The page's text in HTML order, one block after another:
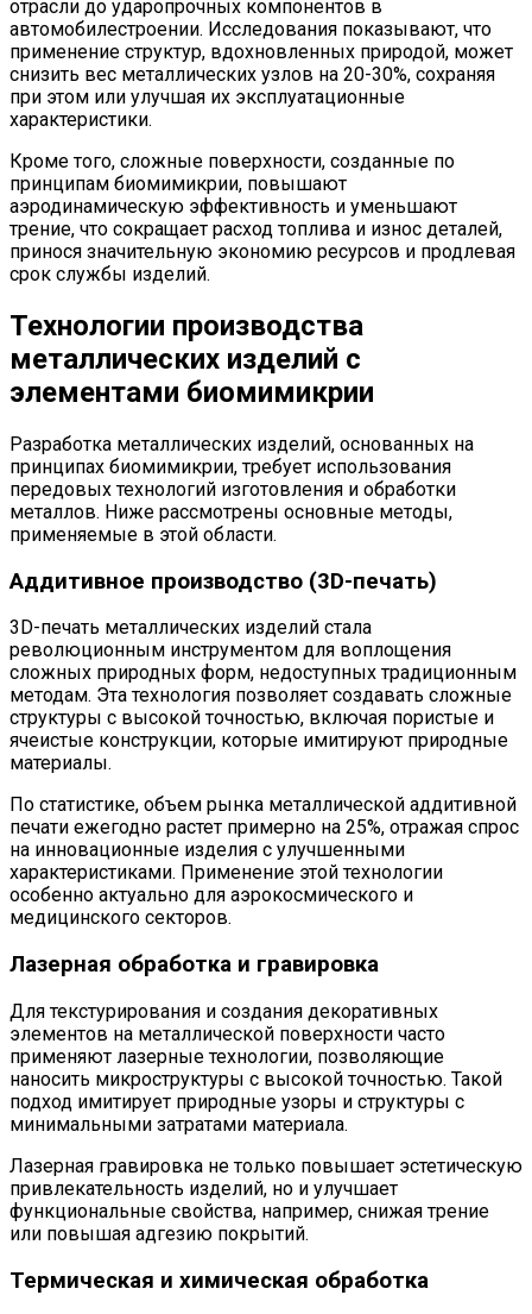
отрасли до ударопрочных компонентов в
автомобилестроении. Исследования показывают, что
применение структур, вдохновленных природой, может
снизить вес металлических узлов на 20-30%, сохраняя
при этом или улучшая их эксплуатационные
характеристики.
Кроме того, сложные поверхности, созданные по
принципам биомимикрии, повышают
аэродинамическую эффективность и уменьшают
трение, что сокращает расход топлива и износ деталей,
принося значительную экономию ресурсов и продлевая
срок службы изделий.
Технологии производства
металлических изделий с
элементами биомимикрии
Разработка металлических изделий, основанных на
принципах биомимикрии, требует использования
передовых технологий изготовления и обработки
металлов. Ниже рассмотрены основные методы,
применяемые в этой области.
Аддитивное производство (3D-печать)
3D-печать металлических изделий стала
революционным инструментом для воплощения
сложных природных форм, недоступных традиционным
методам. Эта технология позволяет создавать сложные
структуры с высокой точностью, включая пористые и
ячеистые конструкции, которые имитируют природные
материалы.
По статистике, объем рынка металлической аддитивной
печати ежегодно растет примерно на 25%, отражая спрос
на инновационные изделия с улучшенными
характеристиками. Применение этой технологии
особенно актуально для аэрокосмического и
медицинского секторов.
Лазерная обработка и гравировка
Для текстурирования и создания декоративных
элементов на металлической поверхности часто
применяют лазерные технологии, позволяющие
наносить микроструктуры с высокой точностью. Такой
подход имитирует природные узоры и структуры с
минимальными затратами материала.
Лазерная гравировка не только повышает эстетическую
привлекательность изделий, но и улучшает
функциональные свойства, например, снижая трение
или повышая адгезию покрытий.
Термическая и химическая обработка